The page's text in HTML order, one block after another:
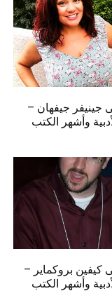
جينيفر جيفهان –
وأشهر الكتب
كيفين بروكماير –
وأشهر الكتب